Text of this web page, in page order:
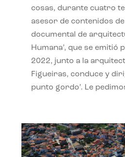
cosas, durante cuatro
asesor de contenidos
documental de
Humana’, que se emitió
2022, junto a la
Figueiras, conduce y
punto gordo’. Le